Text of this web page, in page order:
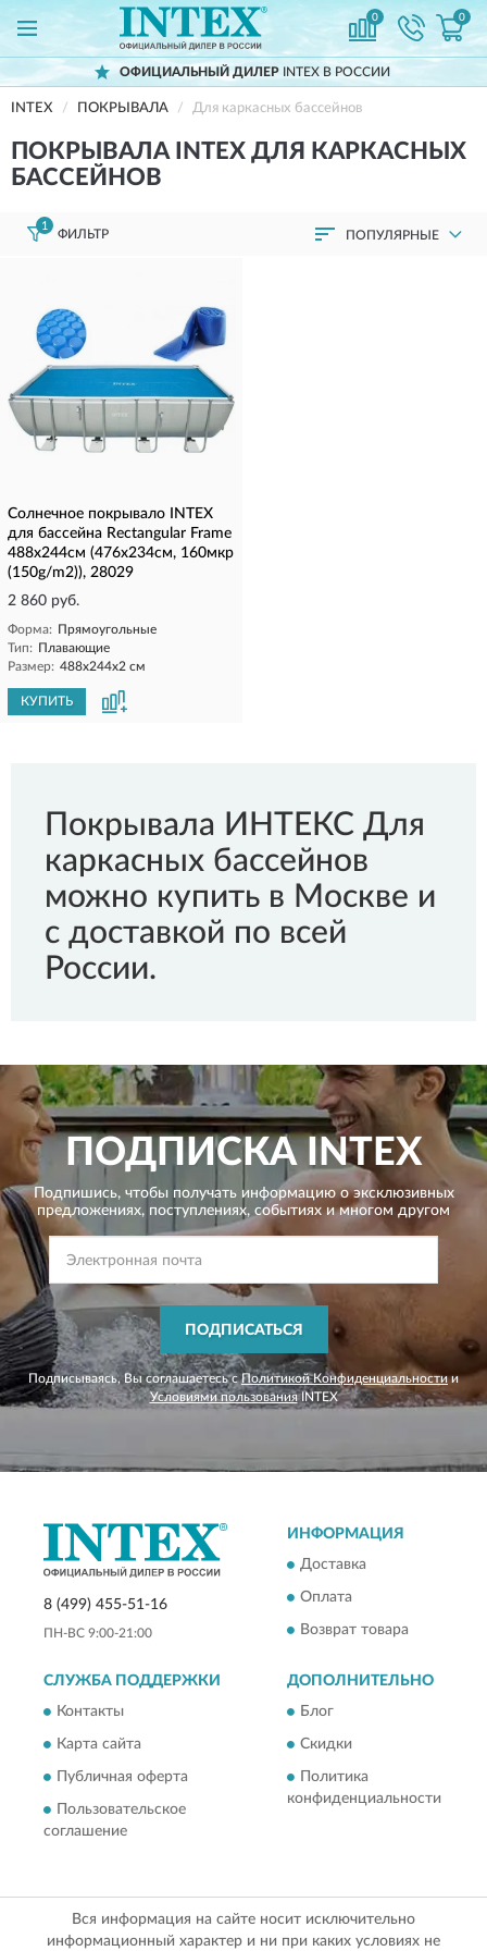
0 0
ОФИЦИАЛЬНЫЙ ДИЛЕР INTEX В РОССИИ
INTEX ПОКРЫВАЛА Для каркасных бассейнов
ПОКРЫВАЛА INTEX ДЛЯ КАРКАСНЫХ
БАССЕЙНОВ
1
ФИЛЬТР ПОПУЛЯРНЫЕ
Солнечное покрывало INTEX
для бассейна Rectangular Frame
488x244см (476x234см, 160мкр
(150g/m2)), 28029
2 860 руб.
Форма: Прямоугольные
Тип: Плавающие
Размер: 488x244x2 см
КУПИТЬ
Покрывала ИНТЕКС Для
каркасных бассейнов
можно купить в Москве и
с доставкой по всей
России.
ПОДПИСКАINTEX
Подпишись, чтобы получать информацию о эксклюзивных
предложениях, поступлениях, событиях и многом другом
ПОДПИСАТЬСЯ
Подписываясь, Вы соглашаетесь сПолитикой Конфиденциальности и
Условиями пользованияINTEX
8 (499) 455-51-16
ПН-ВС 9:00-21:00
ИНФОРМАЦИЯ
Доставка
Оплата
Возврат товара
СЛУЖБА ПОДДЕРЖКИ
Контакты
Карта сайта
Публичная оферта
Пользовательское
соглашение
ДОПОЛНИТЕЛЬНО
Блог
Скидки
Политика
конфиденциальности
Вся информация на сайте носит исключительно
информационный характер и ни при каких условиях не